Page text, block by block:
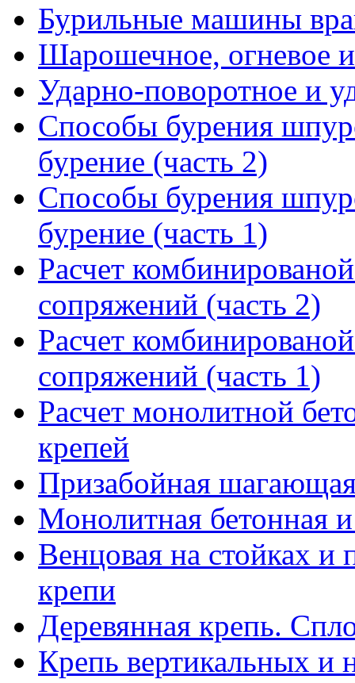
Бурильные машины
Шарошечное, огневое
Ударно-поворотное и
Способы бурения
бурение (часть 2)
Способы бурения
бурение (часть 1)
Расчет
сопряжений (часть 2)
Расчет
сопряжений (часть 1)
Расчет монолитной
крепей
Призабойная
Монолитная бетонная
Венцовая на стойках и
крепи
Деревянная крепь.
Крепь вертикальных и